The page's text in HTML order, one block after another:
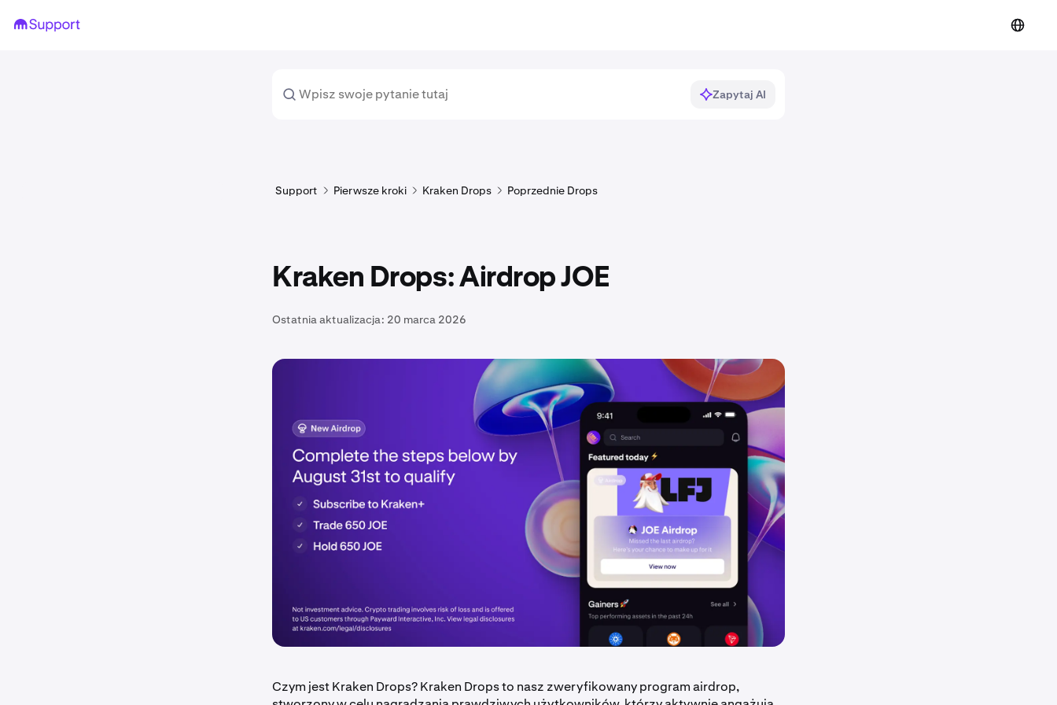
Zapytaj AI
Support Pierwsze kroki Kraken Drops Poprzednie Drops
Kraken Drops: Airdrop JOE
Ostatnia aktualizacja: 20 marca 2026
Czym jest Kraken Drops? Kraken Drops to nasz zweryfikowany program airdrop,